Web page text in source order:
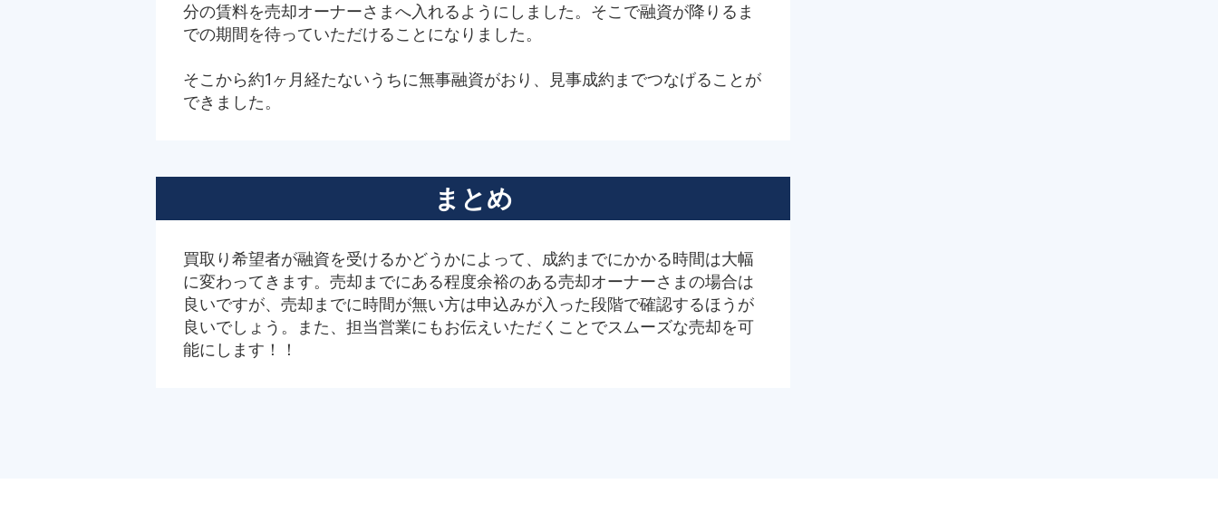
分の賃料を売却オーナーさまへ入れるようにしました。そこで融資が降りるま
での期間を待っていただけることになりました。
そこから約1ヶ月経たないうちに無事融資がおり、見事成約までつなげることが
できました。
まとめ
買取り希望者が融資を受けるかどうかによって、成約までにかかる時間は大幅
に変わってきます。売却までにある程度余裕のある売却オーナーさまの場合は
良いですが、売却までに時間が無い方は申込みが入った段階で確認するほうが
良いでしょう。また、担当営業にもお伝えいただくことでスムーズな売却を可
能にします！！